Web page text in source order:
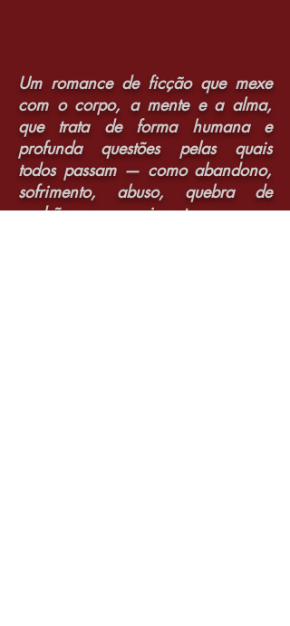
Um romance de ficção que mexe
com o corpo, a mente e a alma,
que trata de forma humana e
profunda questões pelas quais
todos passam — como abandono,
sofrimento, abuso, quebra de
padrões, crescimento, amor,